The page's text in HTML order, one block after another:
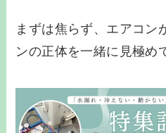
まずは焦らず、エアコン
ンの正体を一緒に見極め